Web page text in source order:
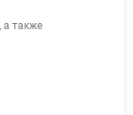
а также